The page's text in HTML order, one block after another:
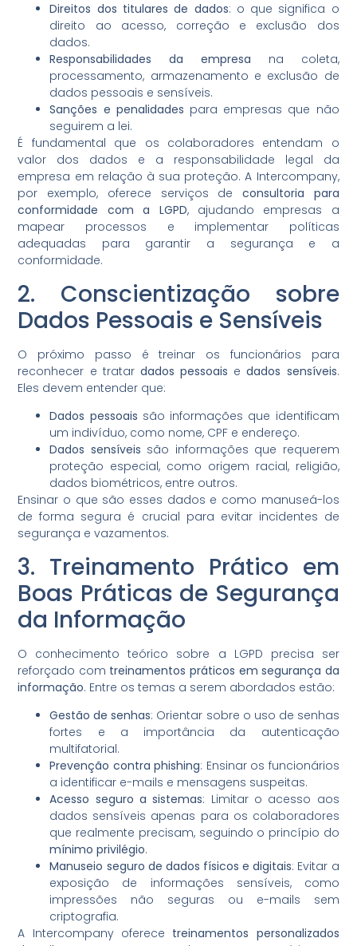
Direitos dos titulares de dados: o que significa o
direito ao acesso, correção e exclusão dos
dados.
Responsabilidades da empresa na coleta,
processamento, armazenamento e exclusão de
dados pessoais e sensíveis.
Sanções e penalidades para empresas que não
seguirem a lei.
É fundamental que os colaboradores entendam o
valor dos dados e a responsabilidade legal da
empresa em relação à sua proteção. A Intercompany,
por exemplo, oferece serviços de consultoria para
conformidade com a LGPD, ajudando empresas a
mapear processos e implementar políticas
adequadas para garantir a segurança e a
conformidade.
2. Conscientização sobre
Dados Pessoais e Sensíveis
O próximo passo é treinar os funcionários para
reconhecer e tratar dados pessoais edados sensíveis.
Eles devem entender que:
Dados pessoais são informações que identificam
um indivíduo, como nome, CPF e endereço.
Dados sensíveis são informações que requerem
proteção especial, como origem racial, religião,
dados biométricos, entre outros.
Ensinar o que são esses dados e como manuseá-los
de forma segura é crucial para evitar incidentes de
segurança e vazamentos.
3. Treinamento Prático em
Boas Práticas de Segurança
da Informação
O conhecimento teórico sobre a LGPD precisa ser
reforçado com treinamentos práticos em segurança da
informação. Entre os temas a serem abordados estão:
Gestão de senhas: Orientar sobre o uso de senhas
fortes e a importância da autenticação
multifatorial.
Prevenção contra phishing: Ensinar os funcionários
a identificar e-mails e mensagens suspeitas.
Acesso seguro a sistemas: Limitar o acesso aos
dados sensíveis apenas para os colaboradores
que realmente precisam, seguindo o princípio do
mínimo privilégio.
Manuseio seguro de dados físicos e digitais: Evitar a
exposição de informações sensíveis, como
impressões não seguras ou e-mails sem
criptografia.
A Intercompany oferece treinamentos personalizados